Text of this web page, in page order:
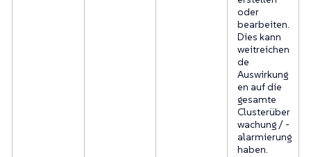
oder
bearbeiten.
Dies kann
weitreichen
de
Auswirkung
en auf die
gesamte
Clusterüber
wachung / -
alarmierung
haben.